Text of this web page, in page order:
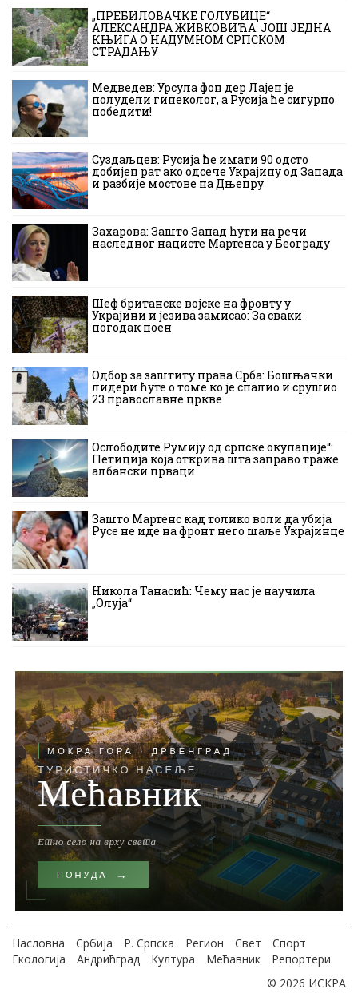
„ПРЕБИЛОВАЧКЕ ГОЛУБИЦЕ“
АЛЕКСАНДРА ЖИВКОВИЋА: ЈОШ ЈЕДНА
КЊИГА О НАДУМНОМ СРПСКОМ
СТРАДАЊУ
Медведев: Урсула фон дер Лајен је
полудели гинеколог, а Русија ће сигурно
победити!
Суздаљцев: Русија ће имати 90 одсто
добијен рат ако одсече Украјину од Запада
и разбије мостове на Дњепру
Захарова: Зашто Запад ћути на речи
наследног нацисте Мартенса у Београду
Шеф британске војске на фронту у
Украјини и језива замисао: За сваки
погодак поен
Одбор за заштиту права Срба: Бошњачки
лидери ћуте о томе ко је спалио и срушио
23 православне цркве
Ослободите Румију од српске окупације“:
Петиција која открива шта заправо траже
албански прваци
Зашто Мартенс кад толико воли да убија
Русе не иде на фронт него шаље Украјинце
Никола Танасић: Чему нас је научила
„Олуја“
Насловна Србија Р. Српска Регион Свет
Спорт
Екологија
Андрићград Култура Мећавник
Репортери
© 2026 ИСКРА